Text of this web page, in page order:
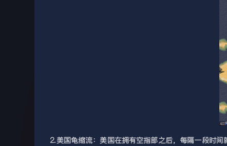
2.美国龟缩流：美国在拥有空指部之后，每隔一段时